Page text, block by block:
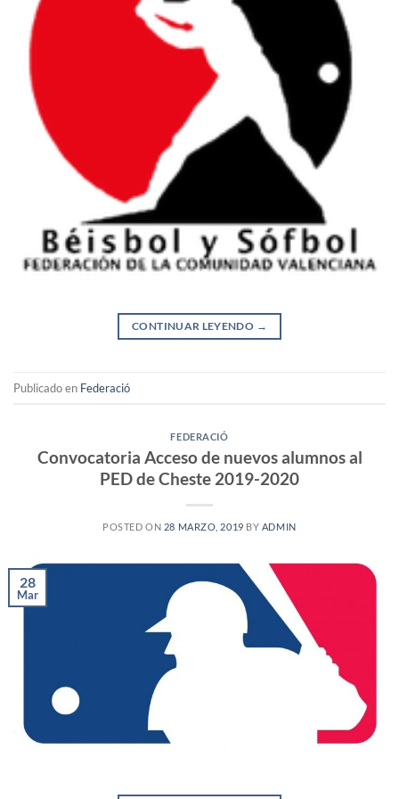
CONTINUAR LEYENDO →
Publicado en Federació
FEDERACIÓ
Convocatoria Acceso de nuevos alumnos al
PED de Cheste 2019-2020
POSTED ON 28 MARZO, 2019 BY ADMIN
28
Mar